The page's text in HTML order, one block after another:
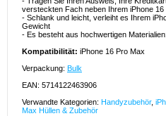
versteckten Fach neben Ihrem iPhone 16
- Schlank und leicht, verleiht es Ihrem
Gewicht
- Es besteht aus hochwertigen
Kompatibilität: iPhone 16 Pro Max
Verpackung: Bulk
EAN: 5714122463906
Verwandte Kategorien: Handyzubehör,
Max Hüllen & Zubehör